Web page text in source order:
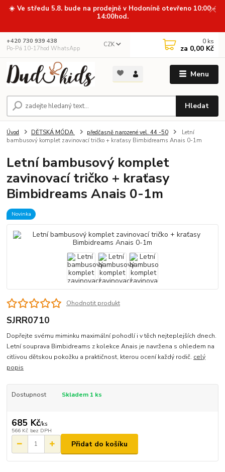
☀️ Ve středu 5.8. bude na prodejně v Hodoníně otevřeno 10:00 -
14:00hod.
Menu
CZK
Hledat
+420 730 939 438
Po-Pá 10-17hod WhatsApp
0 ks
za 0,00 Kč
Úvod DĚTSKÁ MÓDA předčasně narozené vel. 44 -50
Letní
bambusový komplet zavinovací tričko + kraťasy Bimbidreams Anais 0-1m
Letní bambusový komplet
zavinovací tričko + kraťasy
Bimbidreams Anais 0-1m
Novinka
Ohodnotit produkt
SJRR0710
Dopřejte svému miminku maximální pohodlí i v těch nejteplejších dnech.
Letní souprava Bimbidreams z kolekce Anais je navržena s ohledem na
citlivou dětskou pokožku a praktičnost, kterou ocení každý rodič. celý
popis
Dostupnost Skladem 1 ks
685 Kč/ks
566 Kč bez DPH
Přidat do košíku